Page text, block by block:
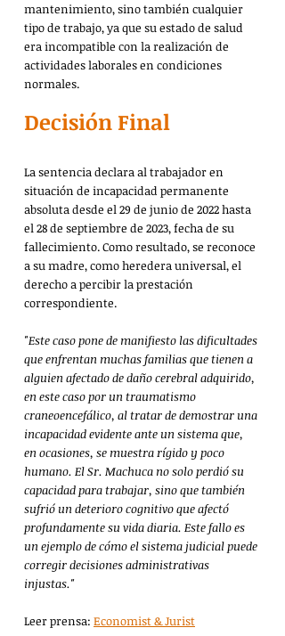
mantenimiento, sino también cualquier
tipo de trabajo, ya que su estado de salud
era incompatible con la realización de
actividades laborales en condiciones
normales.
Decisión Final
La sentencia declara al trabajador en
situación de incapacidad permanente
absoluta desde el 29 de junio de 2022 hasta
el 28 de septiembre de 2023, fecha de su
fallecimiento. Como resultado, se reconoce
a su madre, como heredera universal, el
derecho a percibir la prestación
correspondiente.
"Este caso pone de manifiesto las dificultades
que enfrentan muchas familias que tienen a
alguien afectado de daño cerebral adquirido,
en este caso por un traumatismo
craneoencefálico, al tratar de demostrar una
incapacidad evidente ante un sistema que,
en ocasiones, se muestra rígido y poco
humano. El Sr. Machuca no solo perdió su
capacidad para trabajar, sino que también
sufrió un deterioro cognitivo que afectó
profundamente su vida diaria. Este fallo es
un ejemplo de cómo el sistema judicial puede
corregir decisiones administrativas
injustas."
Leer prensa: Economist & Jurist